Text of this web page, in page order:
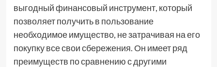
выгодный финансовый инструмент, который
позволяет получить в пользование
необходимое имущество, не затрачивая на его
покупку все свои сбережения. Он имеет ряд
преимуществ по сравнению с другими